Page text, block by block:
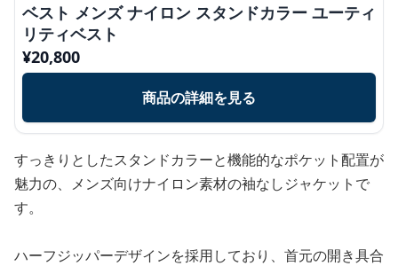
ベスト メンズ ナイロン スタンドカラー ユーティ
リティベスト
¥20,800
商品の詳細を見る
すっきりとしたスタンドカラーと機能的なポケット配置が
魅力の、メンズ向けナイロン素材の袖なしジャケットで
す。
ハーフジッパーデザインを採用しており、首元の開き具合